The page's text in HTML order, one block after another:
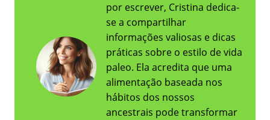
por escrever, Cristina dedica-
se a compartilhar
informações valiosas e dicas
práticas sobre o estilo de vida
paleo. Ela acredita que uma
alimentação baseada nos
hábitos dos nossos
ancestrais pode transformar